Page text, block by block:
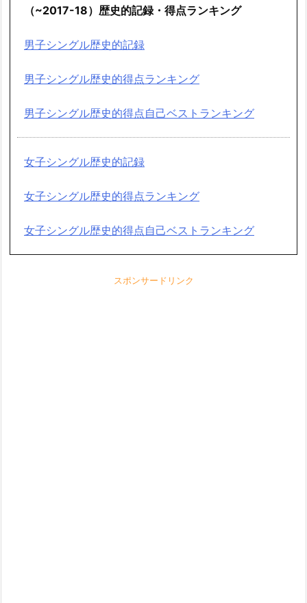
（~2017-18）歴史的記録・得点ランキング
男子シングル歴史的記録
男子シングル歴史的得点ランキング
男子シングル歴史的得点自己ベストランキング
女子シングル歴史的記録
女子シングル歴史的得点ランキング
女子シングル歴史的得点自己ベストランキング
スポンサードリンク